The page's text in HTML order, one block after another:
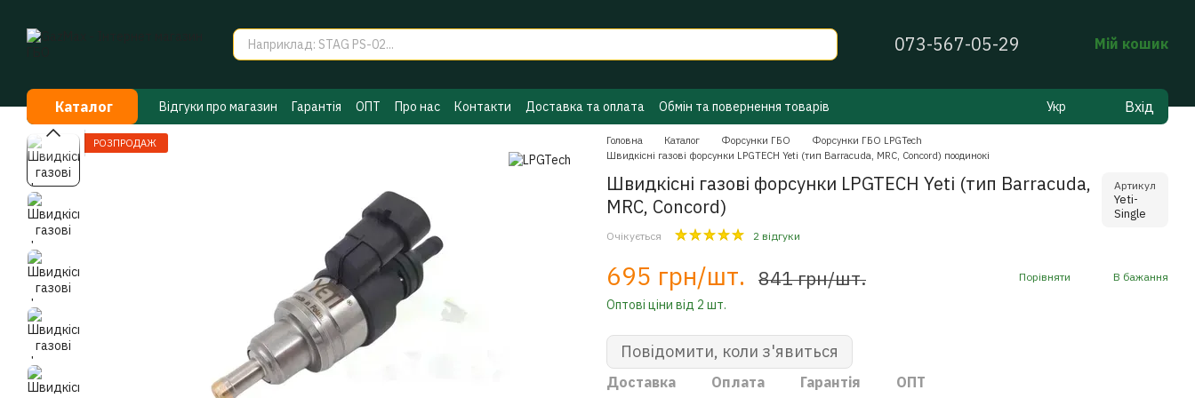
073-567-05-29 Мій кошик
Каталог Відгуки про магазин Гарантія ОПТ Про нас Контакти Доставка та оплата
Обмін та повернення товарів
Договір публічної оферти
Таємниці ГБО Політика конфіденційності Бренди
Укр Вхід
РОЗПРОДАЖ Головна Каталог Форсунки ГБО
Форсунки ГБО LPGTech
Швидкісні газові форсунки LPGTECH Yeti (тип Barracuda, MRC, Concord) поодинокі
Швидкісні газові форсунки LPGTECH Yeti (тип Barracuda,
MRC, Concord)
Артикул
Yeti-
Single
Очікується 2 відгуки
695 грн/шт. 841 грн/шт. Порівняти В бажання
Оптові ціни від 2 шт.
Повідомити, коли з'явиться
Доставка Оплата Гарантія ОПТ